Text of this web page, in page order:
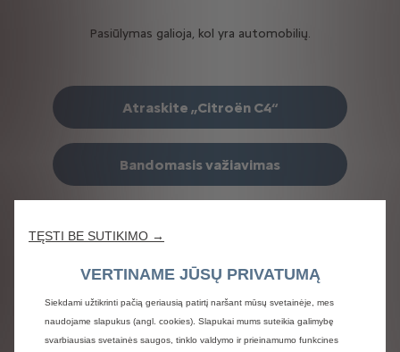
Pasiūlymas galioja, kol yra automobilių.
Atraskite „Citroën C4“
Bandomasis važiavimas
TĘSTI BE SUTIKIMO →
VERTINAME JŪSŲ PRIVATUMĄ
Siekdami užtikrinti pačią geriausią patirtį naršant mūsų svetainėje, mes
naudojame slapukus (angl. cookies). Slapukai mums suteikia galimybę
svarbiausias svetainės saugos, tinklo valdymo ir prieinamumo funkcines